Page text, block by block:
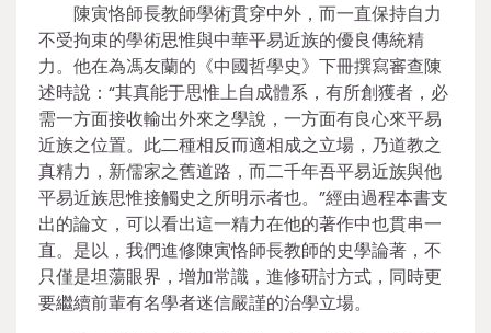
陳寅恪師長教師學術貫穿中外，而一直保持自力
不受拘束的學術思惟與中華平易近族的優良傳統精
力。他在為馮友蘭的《中國哲學史》下冊撰寫審查陳
述時說：“其真能于思惟上自成體系，有所創獲者，必
需一方面接收輸出外來之學說，一方面有良心來平易
近族之位置。此二種相反而適相成之立場，乃道教之
真精力，新儒家之舊道路，而二千年吾平易近族與他
平易近族思惟接觸史之所明示者也。”經由過程本書支
出的論文，可以看出這一精力在他的著作中也貫串一
直。是以，我們進修陳寅恪師長教師的史學論著，不
只僅是坦蕩眼界，增加常識，進修研討方式，同時更
要繼續前輩有名學者迷信嚴謹的治學立場。